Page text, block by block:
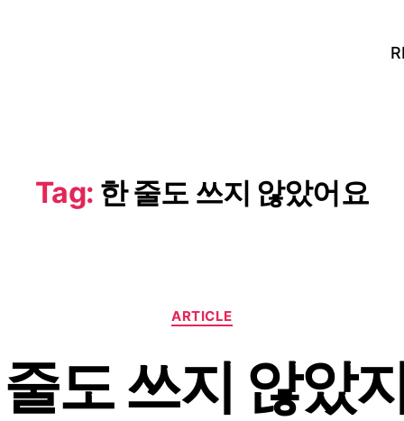
Tag: 한 줄도 쓰지 않았어요
Categories
ARTICLE
도 쓰지 않았